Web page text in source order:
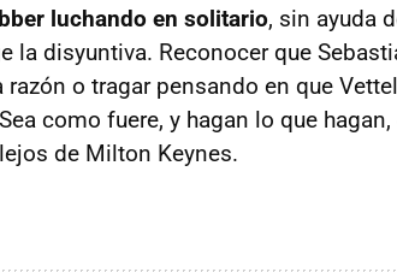
luchando en solitario, sin ayuda
la disyuntiva. Reconocer que
o tragar pensando en que Vettel
como fuere, y hagan lo que hagan,
de Milton Keynes.